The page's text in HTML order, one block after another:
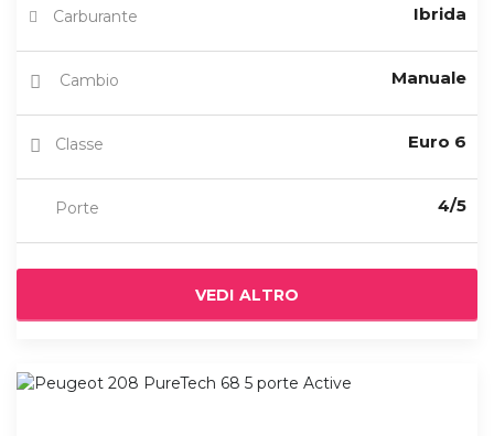
Carburante Ibrida
Cambio Manuale
Classe Euro 6
Porte 4/5
VEDI ALTRO